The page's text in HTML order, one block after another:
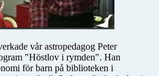
vår astropedagog Peter
"Höstlov i rymden". Han
för barn på biblioteken i